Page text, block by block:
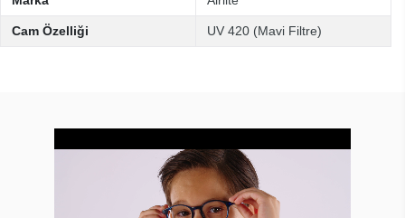
Cam Özelliği UV 420 (Mavi Filtre)